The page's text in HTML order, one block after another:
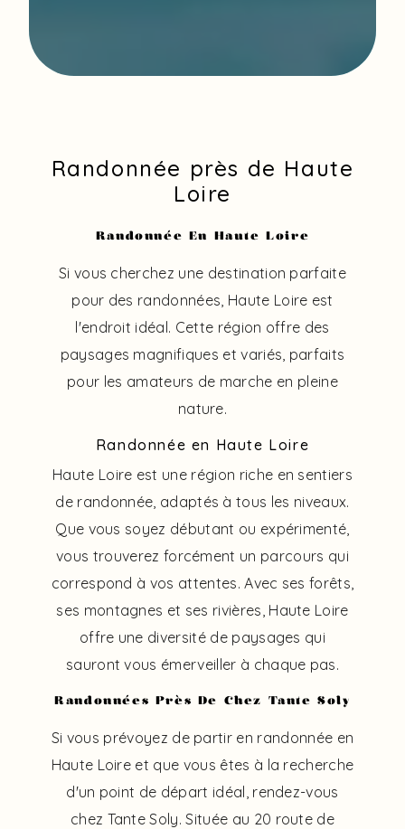
Randonnée près de Haute
Loire
Randonnée En Haute Loire
Si vous cherchez une destination parfaite
pour des randonnées, Haute Loire est
l'endroit idéal. Cette région offre des
paysages magnifiques et variés, parfaits
pour les amateurs de marche en pleine
nature.
Randonnée en Haute Loire
Haute Loire est une région riche en sentiers
de randonnée, adaptés à tous les niveaux.
Que vous soyez débutant ou expérimenté,
vous trouverez forcément un parcours qui
correspond à vos attentes. Avec ses forêts,
ses montagnes et ses rivières, Haute Loire
offre une diversité de paysages qui
sauront vous émerveiller à chaque pas.
Randonnées Près De Chez Tante Soly
Si vous prévoyez de partir en randonnée en
Haute Loire et que vous êtes à la recherche
d'un point de départ idéal, rendez-vous
chez Tante Soly. Située au 20 route de